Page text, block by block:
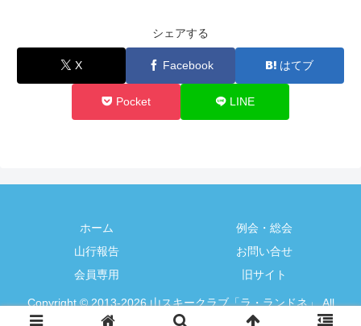
シェアする
X Facebook はてブ
Pocket LINE
ホーム
例会・総会
山行報告
お問い合せ
会員専用
旧サイト
Copyright © 2013-2026 山スキークラブ「ラ・ランドネ」 All
Rights Reserved.